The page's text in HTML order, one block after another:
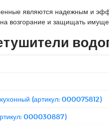
являются надежным и
возгорание и защищать
(артикул: 000075812)
000030887)